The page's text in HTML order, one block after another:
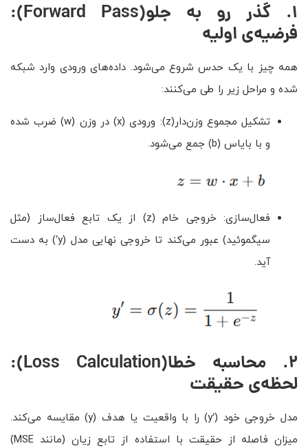
۱. گذر رو به جلو(Forward Pass)
:
فرضیه‌ی اولیه
همه چیز با یک حدس شروع می‌شود. داده‌های ورودی وارد شبکه
شده و مراحل زیر را طی می‌کنند:
تشکیل مجموع وزن‌دار(z): ورودی (x) در وزن (w) ضرب شده
و با بایاس (b) جمع می‌شود.
فعال‌سازی: خروجی خام (z) از یک تابع فعال‌ساز (مثل
سیگموئید) عبور می‌کند تا خروجی نهایی مدل (y’) به دست
آید.
۲. محاسبه خطا(Loss Calculation)
:
لحظه‌ی حقیقت
مدل خروجی خود (‘y) را با واقعیت یا هدف (y) مقایسه می‌کند.
میزان فاصله از حقیقت با استفاده از تابع زیان (مانند MSE)